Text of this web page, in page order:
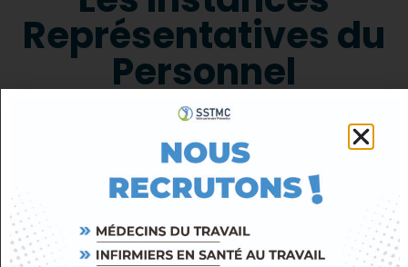
Représentatives du
Personnel
regroupent les organes mis en place au sein des
entreprises pour porter la voix des salariés auprès de
l’employeur. Elles constituent un pilier du dialogue
social et jouent un rôle fondamental dans la
protection des droits des travailleurs,
tout en participant aux grandes orientations de
l’entreprise.